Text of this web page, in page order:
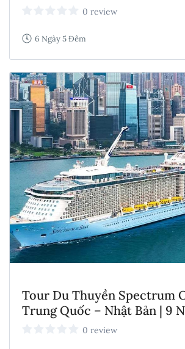
0 review
6 Ngày 5 Đêm
Tour Du Thuyền Spectrum
Trung Quốc – Nhật Bản | 9
0 review